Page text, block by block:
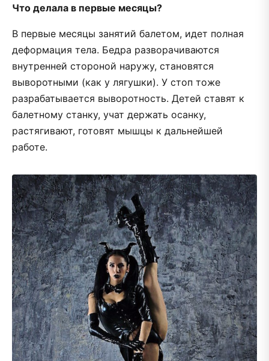
Что делала в первые месяцы?
В первые месяцы занятий балетом, идет полная
деформация тела. Бедра разворачиваются
внутренней стороной наружу, становятся
выворотными (как у лягушки). У стоп тоже
разрабатывается выворотность. Детей ставят к
балетному станку, учат держать осанку,
растягивают, готовят мышцы к дальнейшей
работе.